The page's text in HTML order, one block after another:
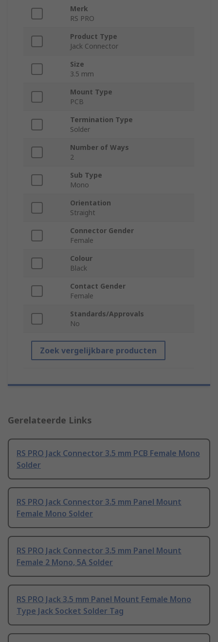
Merk
RS PRO
Product Type
Jack Connector
Size
3.5 mm
Mount Type
PCB
Termination Type
Solder
Number of Ways
2
Sub Type
Mono
Orientation
Straight
Connector Gender
Female
Colour
Black
Contact Gender
Female
Standards/Approvals
No
Zoek vergelijkbare producten
Gerelateerde Links
RS PRO Jack Connector 3.5 mm PCB Female Mono
Solder
RS PRO Jack Connector 3.5 mm Panel Mount
Female Mono Solder
RS PRO Jack Connector 3.5 mm Panel Mount
Female 2 Mono, 5A Solder
RS PRO Jack 3.5 mm Panel Mount Female Mono
Type Jack Socket Solder Tag